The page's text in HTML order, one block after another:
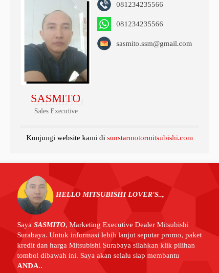
SASMITO
Sales Executive
081234235566
081234235566
sasmito.ssm@gmail.com
Kunjungi website kami di sunstarmotormitsubishi.com
HELLO MITSUBISHI LOVER'S..,
Saya SASMITO, Marketing Executive Dealer Mitsubishi
Surabaya. Untuk informasi lebih lanjut seputar promo, paket
kredit dan harga Mitsubishi Surabaya silahkan klik pilihan
tombol dibawah ini. Saya akan selalu siap membantu
ANDA..